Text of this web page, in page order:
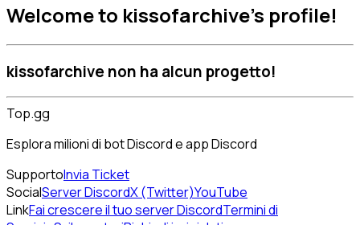
Welcome to kissofarchive's profile!
kissofarchive non ha alcun progetto!
Top.gg
Esplora milioni di bot Discord e app Discord
SupportoInvia Ticket
SocialServer DiscordX (Twitter)YouTube
LinkFai crescere il tuo server DiscordTermini di